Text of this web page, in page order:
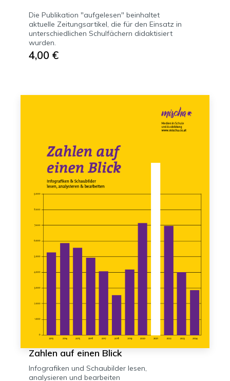
Die Publikation "aufgelesen" beinhaltet
aktuelle Zeitungsartikel, die für den Einsatz in
unterschiedlichen Schulfächern didaktisiert
wurden.
4,00 €
Zahlen auf einen Blick
Infografiken und Schaubilder lesen,
analysieren und bearbeiten